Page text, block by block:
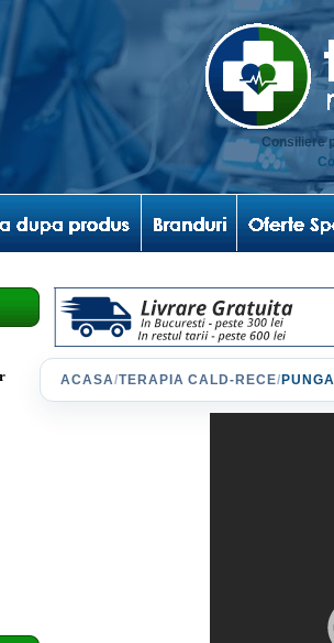
Consiliere
ACASA/TERAPIA CALD-RECE/